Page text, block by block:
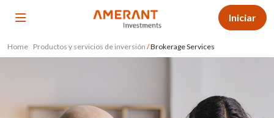
Iniciar
Home Productos y servicios de inversión /Brokerage Services